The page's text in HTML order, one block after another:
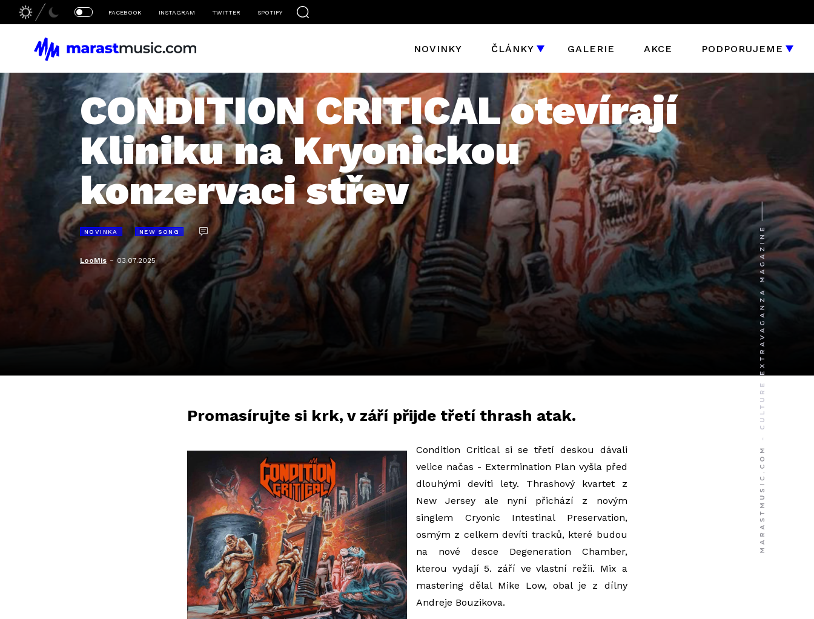
FACEBOOK INSTAGRAM TWITTER SPOTIFY
NOVINKY ČLÁNKY GALERIE AKCE PODPORUJEME
CONDITION CRITICAL otevírají
Kliniku na Kryonickou
konzervaci střev
NOVINKA NEW SONG
LooMis -03.07.2025
Promasírujte si krk, v září přijde třetí thrash atak.
Condition Critical si se třetí deskou dávali
velice načas - Extermination Plan vyšla před
dlouhými devíti lety. Thrashový kvartet z
New Jersey ale nyní přichází z novým
singlem Cryonic Intestinal Preservation,
osmým z celkem devíti tracků, které budou
na nové desce Degeneration Chamber,
kterou vydají 5. září ve vlastní režii. Mix a
mastering dělal Mike Low, obal je z dílny
Andreje Bouzikova.